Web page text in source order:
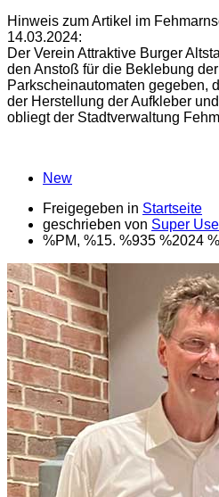
Hinweis zum Artikel im
14.03.2024:
Der Verein Attraktive Burger
den Anstoß für die Beklebung der
Parkscheinautomaten gegeben,
der Herstellung der Aufkleber
obliegt der Stadtverwaltung
New
Freigegeben in Startseite
geschrieben von Super
%PM, %15. %935 %2024